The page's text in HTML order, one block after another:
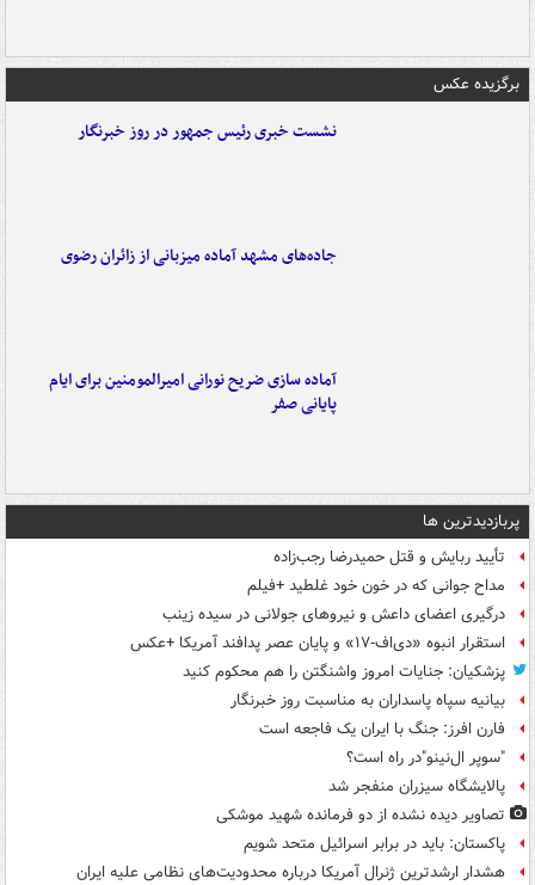
برگزیده عکس
نشست خبری رئیس جمهور در روز خبرنگار
جاده‌های مشهد آماده میزبانی از زائران رضوی
آماده سازی ضریح نورانی امیرالمومنین برای ایام
پایانی صفر
پربازدیدترین ها
تأیید ربایش و قتل حمیدرضا رجب‌زاده
مداح جوانی که در خون خود غلطید +فیلم
درگیری اعضای داعش و نیروهای جولانی در سیده زینب
استقرار انبوه «دی‌اف‑۱۷» و پایان عصر پدافند آمریکا +عکس
پزشکیان: جنایات امروز واشنگتن را هم محکوم کنید
بیانیه سپاه پاسداران به مناسبت روز خبرنگار
فارن افرز: جنگ با ایران یک فاجعه است
"سوپر ال‌نینو"در راه است؟
پالایشگاه سیزران منفجر شد
تصاویر دیده‌ نشده از دو فرمانده شهید موشکی
پاکستان: باید در برابر اسرائیل متحد شویم
هشدار ارشدترین ژنرال آمریکا درباره محدودیت‌های نظامی علیه ایران